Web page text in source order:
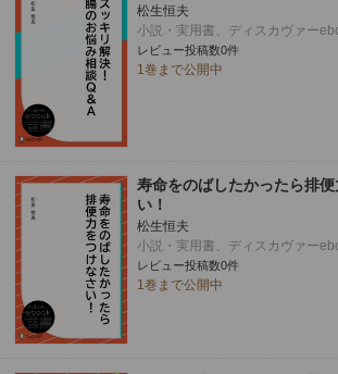
松生恒夫
小説・実用書、ディスカヴァー
レビュー投稿数0件
1巻まで公開中
寿命をのばしたかったら排便
い！
松生恒夫
小説・実用書、ディスカヴァー
レビュー投稿数0件
1巻まで公開中